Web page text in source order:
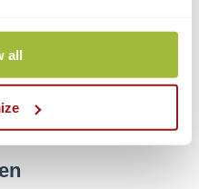
all identificatie, kunt u